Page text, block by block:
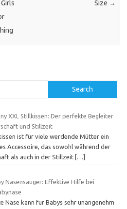
Size →
Search
XXL Stillkissen: Der perfekte Begleiter
und Stillzeit
ist für viele werdende Mütter ein
Accessoire, das sowohl während der
als auch in der Stillzeit […]
Nasensauger: Effektive Hilfe bei
Nase kann für Babys sehr unangenehm